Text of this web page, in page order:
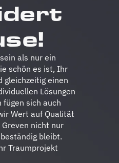
als nur ein
schön es ist, Ihr
gleichzeitig einen
Lösungen
sich auch
Wert auf Qualität
nicht nur
bleibt.
Traumprojekt